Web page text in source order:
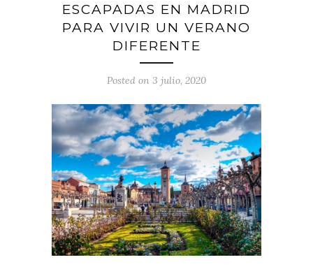
ESCAPADAS EN MADRID
PARA VIVIR UN VERANO
DIFERENTE
Posted on 3 julio, 2020